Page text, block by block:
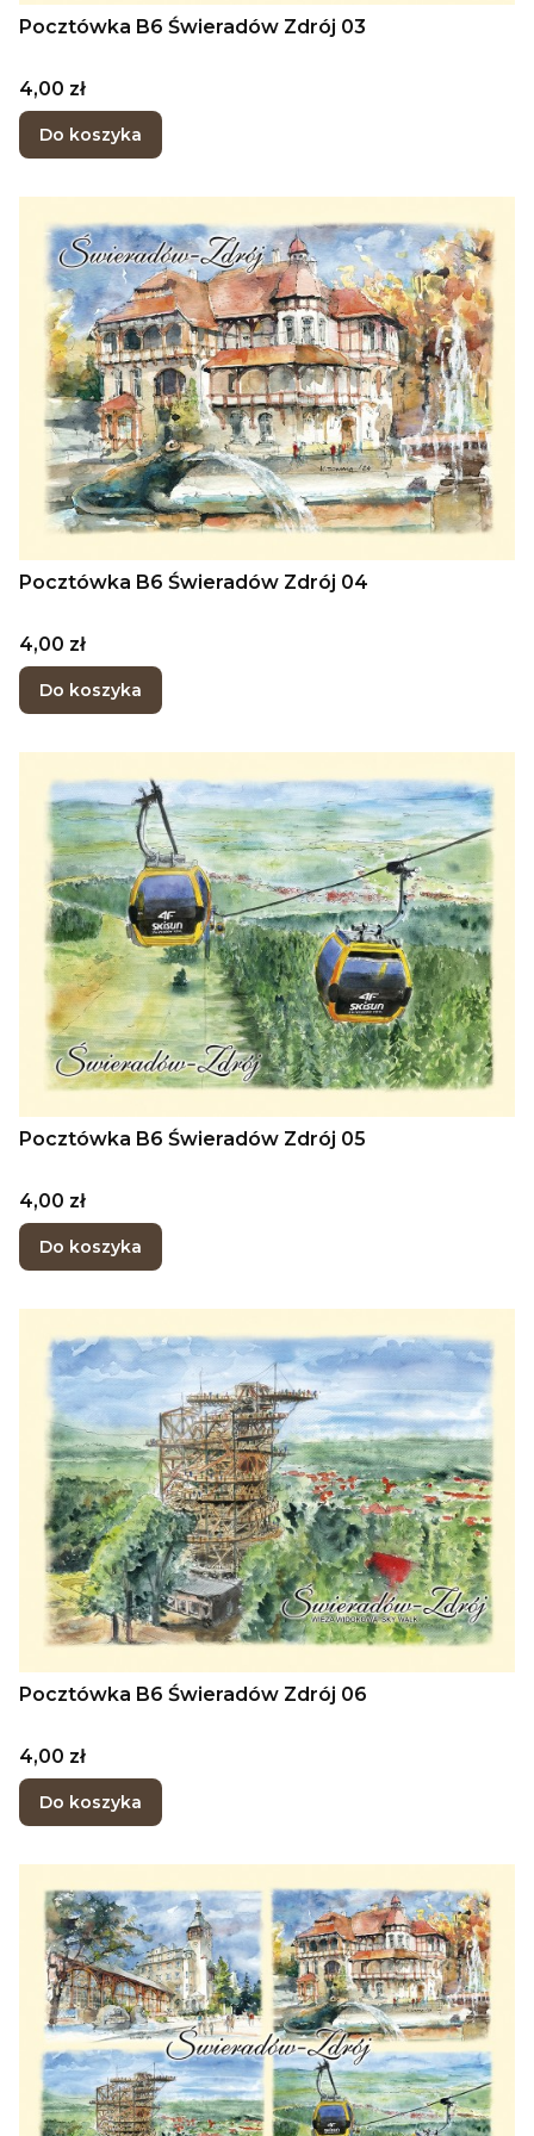
Pocztówka B6 Świeradów Zdrój 03
Cena
4,00 zł
Do koszyka
Pocztówka B6 Świeradów Zdrój 04
Cena
4,00 zł
Do koszyka
Pocztówka B6 Świeradów Zdrój 05
Cena
4,00 zł
Do koszyka
Pocztówka B6 Świeradów Zdrój 06
Cena
4,00 zł
Do koszyka